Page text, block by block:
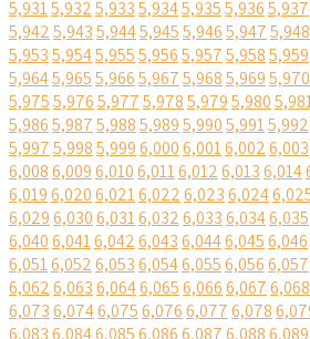
5,9315,9325,9335,9345,9355,9365,937
5,9425,9435,9445,9455,9465,9475,948
5,9535,9545,9555,9565,9575,9585,959
5,9645,9655,9665,9675,9685,9695,970
5,9755,9765,9775,9785,9795,980
5,9865,9875,9885,9895,9905,9915,992
5,9975,9985,9996,0006,0016,0026,003
6,0086,0096,0106,0116,0126,0136,014
6,0196,0206,0216,0226,0236,024
6,0296,0306,0316,0326,0336,0346,035
6,0406,0416,0426,0436,0446,0456,046
6,0516,0526,0536,0546,0556,0566,057
6,0626,0636,0646,0656,0666,0676,068
6,0736,0746,0756,0766,0776,078